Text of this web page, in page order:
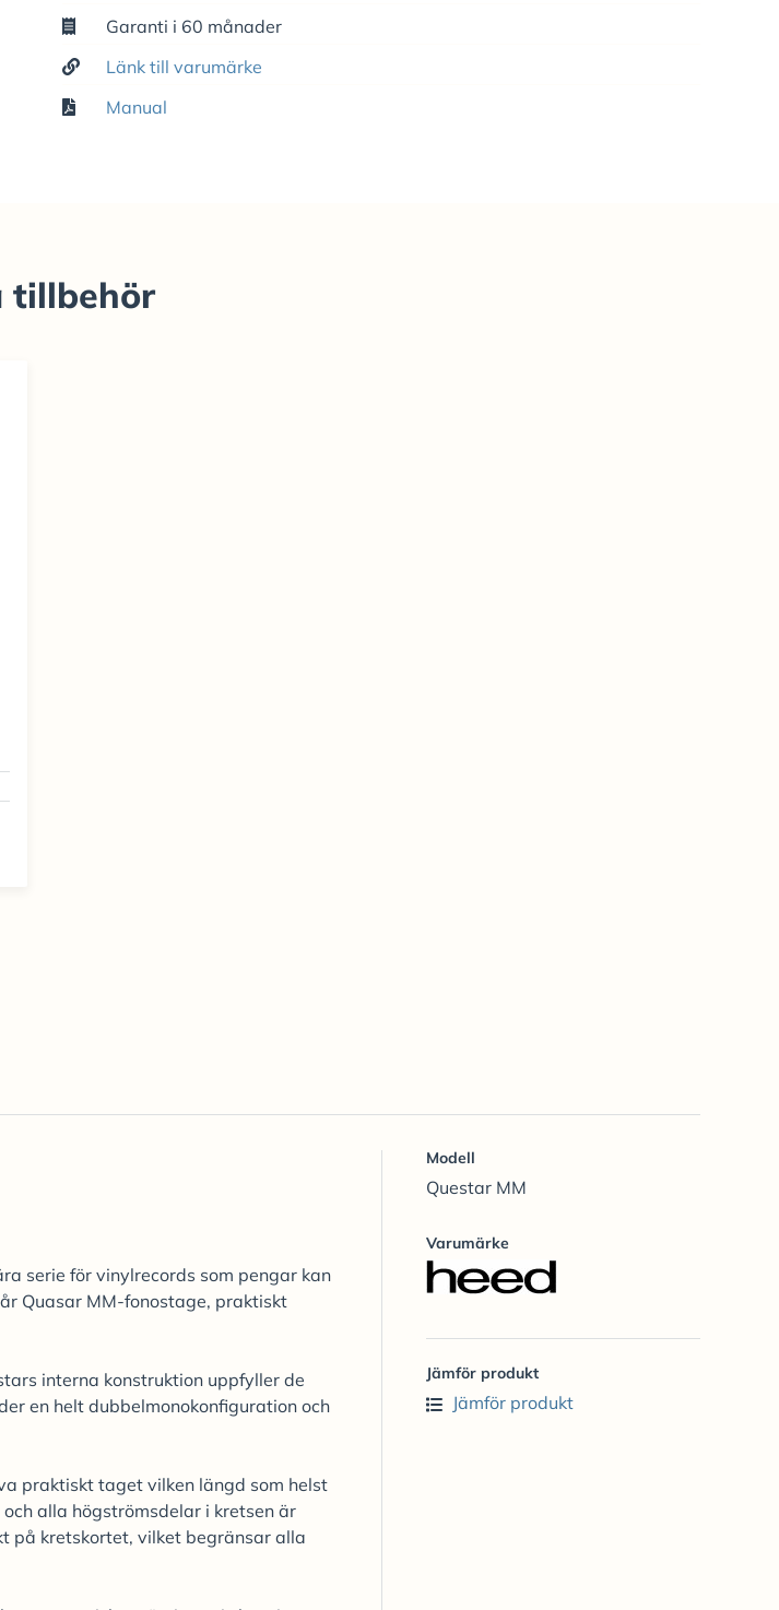
Garanti i 60 månader
Länk till varumärke
Manual
tillbehör
serie för vinylrecords som pengar kan
Quasar MM-fonostage, praktiskt
interna konstruktion uppfyller de
en helt dubbelmonokonfiguration och
praktiskt taget vilken längd som helst
alla högströmsdelar i kretsen är
på kretskortet, vilket begränsar alla
Modell
Questar MM
Varumärke
Jämför produkt
Jämför produkt